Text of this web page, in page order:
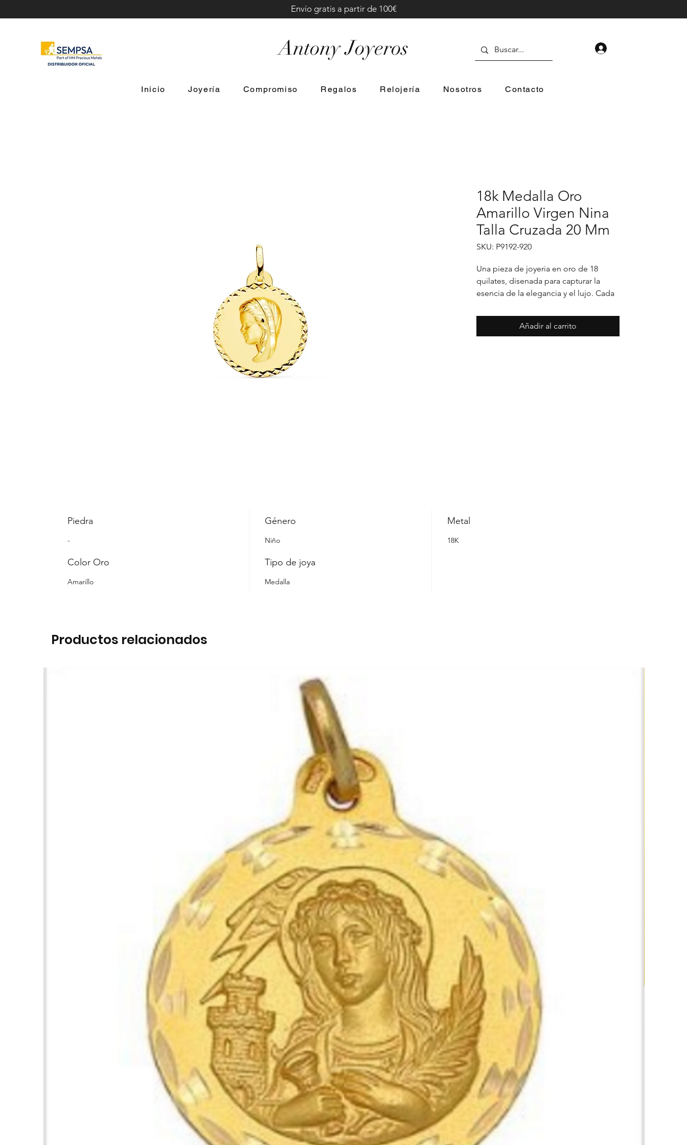
Antony Joyeros
Envío gratis a partir de 100€
Inicio Joyería Compromiso Regalos Relojería Nosotros Contacto
18k Medalla Oro
Amarillo Virgen Nina
Talla Cruzada 20 Mm
SKU: P9192-920
Una pieza de joyeria en oro de 18
quilates, disenada para capturar la
esencia de la elegancia y el lujo. Cada
unico, pensado para realzar cualquier
ocasion con distincion.
Añadir al carrito
Piedra
-
Género
Niño
Metal
18K
Color Oro
Amarillo
Tipo de joya
Medalla
Productos relacionados